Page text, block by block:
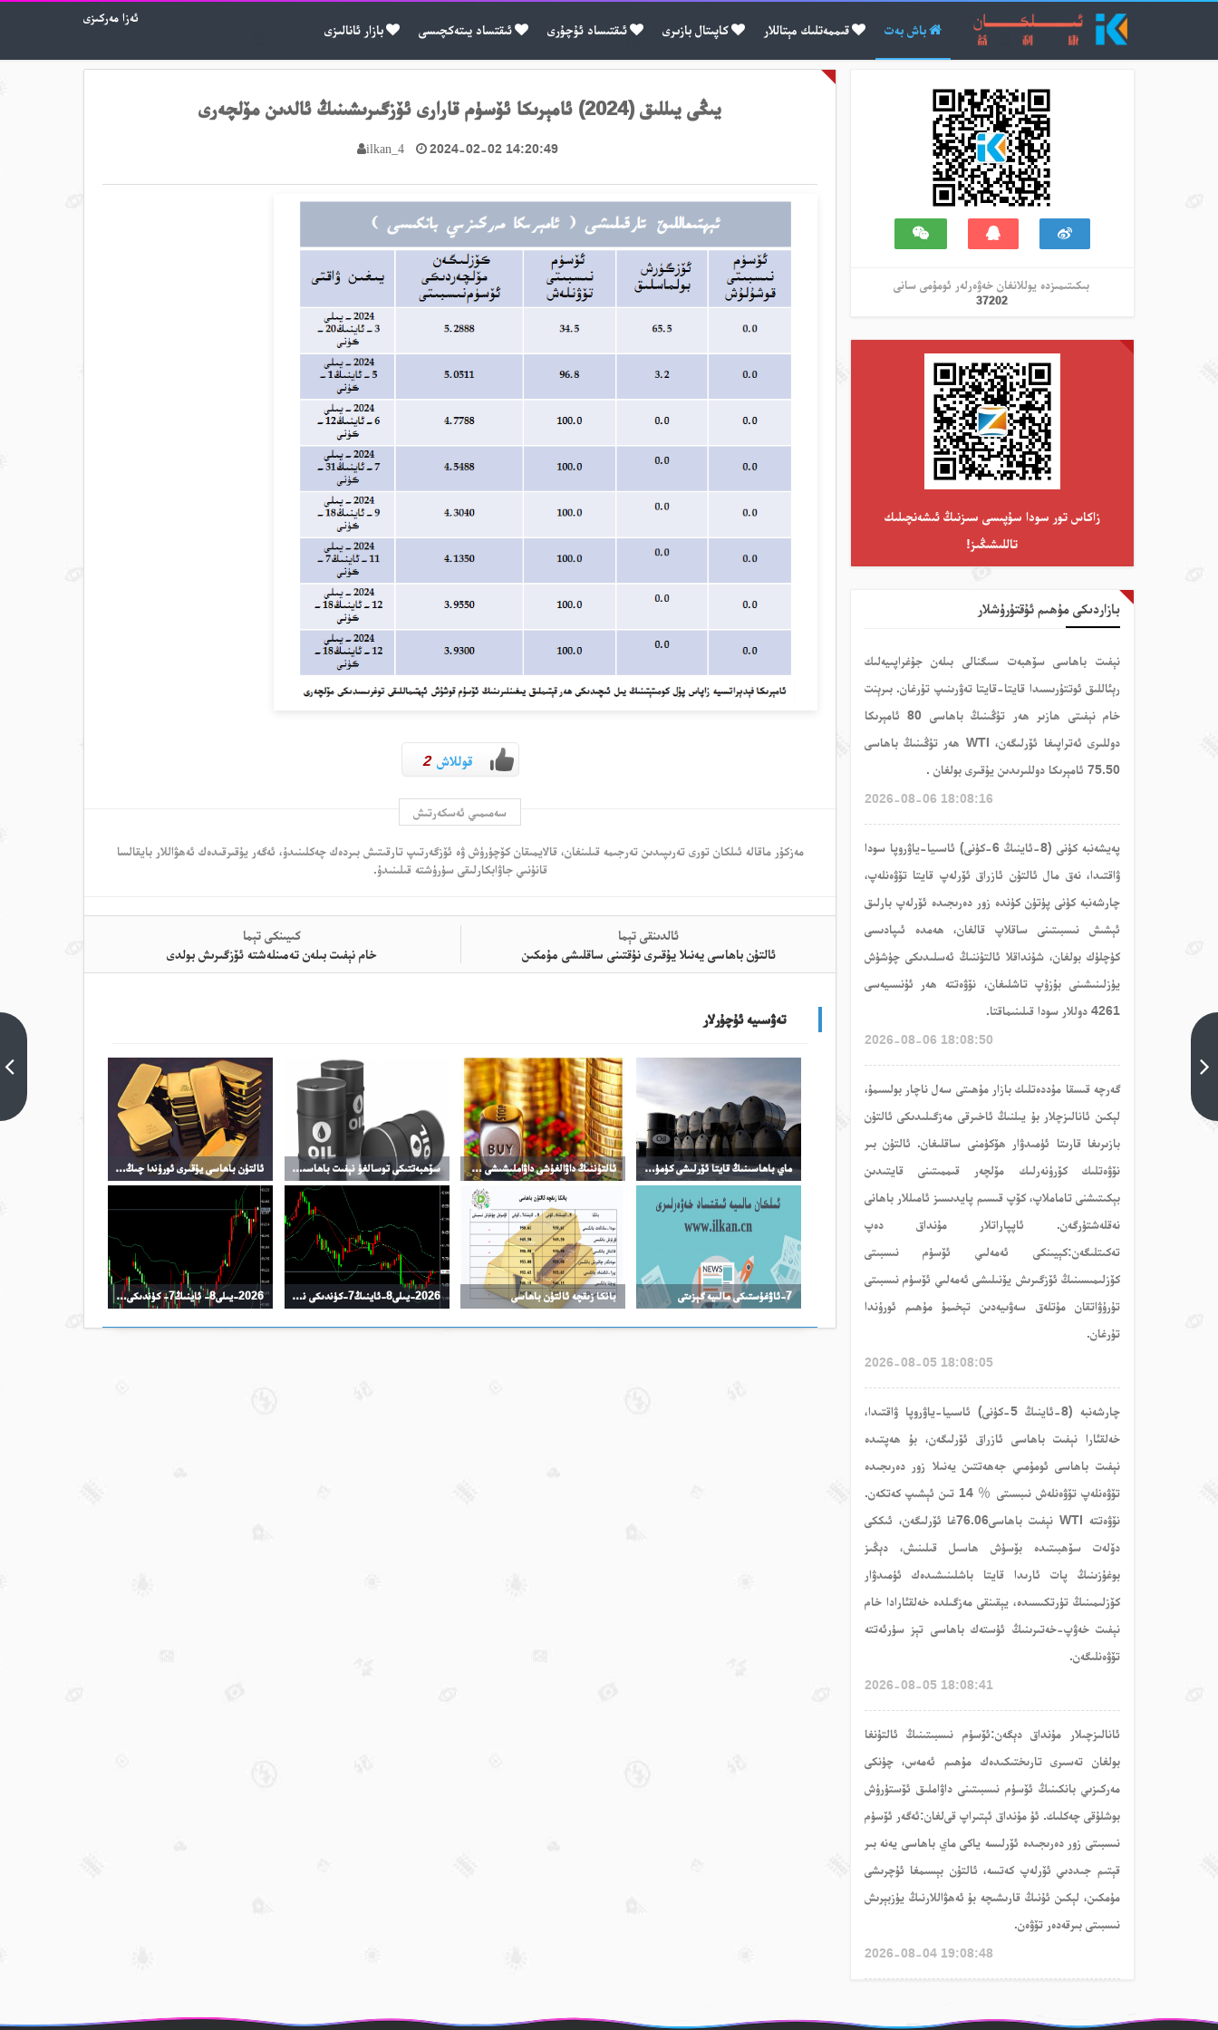
ئەزا مەركىزى
باش بەت قىممەتلىك مېتاللار كاپىتال بازىرى ئىقتىساد ئۇچۇرى ئىقتساد يىتەكچىسى بازار ئانالىزى
يىڭى يىللىق (2024) ئامېرىكا ئۆسۈم قارارى ئۆزگىرىشىنىڭ ئالدىن مۆلچەرى
ilkan_4 2024-02-02 14:20:49
قوللاش 2
سەمىمىي ئەسكەرتىش
مەزكۇر ماقالە ئىلكان تورى تەرىپىدىن تەرجىمە قىلىنغان، قالايمىقان كۆچۈرۈش ۋە ئۆزگەرتىپ تارقىتىش بىردەك چەكلىنىدۇ، ئەگەر يۇقىرقىدەك ئەھۋاللار بايقالسا
قانۇنىي جاۋابكارلىقى سۈرۈشتە قىلىنىدۇ.
ئالدىنقى تېما
ئالتۇن باھاسى يەنىلا يۇقىرى نۇقتىنى ساقلىشى مۇمكىن
كىيىنكى تېما
خام نېفىت بىلەن تەمىنلەشتە ئۆزگىرىش بولدى
تەۋسىيە ئۇچۇرلار
ماي باھاسىنىڭ قايتا ئۆرلىشى كۈمۈش باھاسىنىڭ ئۆرلىشىنى چەكلىدى ئالتۇننىڭ داۋالغۇشى داۋاملىشىشى مۇمكىن سۆھبەتتىكى توسالغۇ نېفىت باھاسىنىڭ ئۆرلىشىگە تىرەك بولدى ئالتۇن باھاسى يۇقىرى ئورۇندا چىڭ تۇرماقتا
7-ئاۋغۇستىكى مالىيە گېزىتى بانكا زىقچە ئالتۇن باھاسى 2026-يىلى8-ئاينىڭ7-كۈندىكى نىفىت سودا خۇلاسىسى 2026-يىلى8- ئاينىڭ7- كۈندىكى كۈمۈش سودا خۇلاسىسى
بىكىتىمىزدە يوللانغان خەۋەرلەر ئومۇمى سانى
37202
زاكاس تور سودا سۇپىسى سىزنىڭ ئىشەنچىلىك
تاللىشىڭىز!
بازاردىكى مۇھىم ئۇقتۇرۇشلار
نېفىت باھاسى سۆھبەت سىگنالى بىلەن جۇغراپىيەلىك
رېئاللىق ئوتتۇرىسىدا قايتا-قايتا تەۋرىنىپ تۇرغان. بىرېنت
خام نېفىتى ھازىر ھەر تۇڭىنىڭ باھاسى 80 ئامېرىكا
دوللىرى ئەتراپىغا ئۆرلىگەن، WTI ھەر تۇڭىنىڭ باھاسى
75.50 ئامېرىكا دوللىرىدىن يۇقىرى بولغان .
2026-08-06 18:08:16
پەيشەنبە كۈنى (8-ئاينىڭ 6-كۈنى) ئاسىيا-ياۋروپا سودا
ۋاقتىدا، نەق مال ئالتۇن ئازراق ئۆرلەپ قايتا تۆۋەنلەپ،
چارشەنبە كۈنى پۈتۈن كۈندە زور دەرىجىدە ئۆرلەپ بارلىق
ئېشىش نىسبىتىنى ساقلاپ قالغان، ھەمدە ئىپادىسى
كۈچلۈك بولغان، شۇنداقلا ئالتۇننىڭ ئەسلىدىكى چۈشۈش
يۈزلىنىشىنى بۇزۇپ تاشلىغان، نۆۋەتتە ھەر ئۇنسىيەسى
4261 دوللار سودا قىلىنىماقتا.
2026-08-06 18:08:50
گەرچە قىسقا مۇددەتلىك بازار مۇھىتى سەل ناچار بولسىمۇ،
لېكىن ئانالىزچلار بۇ يىلنىڭ ئاخىرقى مەزگىلىدىكى ئالتۇن
بازىرىغا قارىتا ئۈمىدۋار ھۆكۈمنى ساقلىغان. ئالتۇن بىر
نۆۋەتلىك كۆرۈنەرلىك مۆلچەر قىممىتىنى قايتىدىن
بېكىتىشنى تاماملاپ، كۆپ قىسىم پايدىسىز ئامىللار باھانى
نەقلەشتۈرگەن. ئاپپاراتلار مۇنداق دەپ
تەكىتلىگەن:كېيىنكى ئەمەلىي ئۆسۈم نىسبىتى
كۆزلىمىسىنىڭ ئۆزگىرىش يۆنىلىشى ئەمەلىي ئۆسۈم نىسبىتى
تۇرۇۋاتقان مۇتلەق سەۋىيەدىن تېخىمۇ مۇھىم ئورۇندا
تۇرغان.
2026-08-05 18:08:05
چارشەنبە (8-ئاينىڭ 5-كۈنى) ئاسىيا-ياۋروپا ۋاقتىدا،
خەلقئارا نېفىت باھاسى ئازراق ئۆرلىگەن، بۇ ھەپتىدە
نېفىت باھاسى ئومۇمىي جەھەتتىن يەنىلا زور دەرىجىدە
تۆۋەنلەپ تۆۋەنلەش نىبسىتى ％ 14 تىن ئېشىپ كەتكەن.
نۆۋەتتە WTI نېفىت باھاسى76.06غا ئۆرلىگەن، ئىككى
دۆلەت سۆھبىتىدە بۆسۈش ھاسىل قىلىنىش، دېڭىز
بوغۇزىنىڭ پات ئارىدا قايتا باشلىنىشىدەك ئۈمىدۋار
كۆزلىمىنىڭ تۈرتكىسىدە، يېقىنقى مەزگىلدە خەلقئارادا خام
نېفىت خەۋپ-خەتىرىنىڭ ئۈستەك باھاسى تېز سۈرئەتتە
تۆۋەنلىگەن.
2026-08-05 18:08:41
ئانالىزچىلار مۇنداقدېگەن:ئۆسۈم نىسبىتىنىڭ ئالتۇنغا
بولغان تەسىرى تارىختىكىدەك مۇھىم ئەمەس، چۈنكى
مەركىزىي بانكىنىڭ ئۆسۈم نىسبىتىنى داۋاملىق ئۆستۈرۈش
بوشلۇقى چەكلىك. ئۇ مۇنداق ئېتىراپ قىلغان:ئەگەر ئۆسۈم
نىسبىتى زور دەرىجىدە ئۆرلىسە ياكى ماي باھاسى يەنە بىر
قېتىم جىددىي ئۆرلەپ كەتسە، ئالتۇن بېسىمغا ئۇچرىشى
مۇمكىن، لېكىن ئۇنىڭ قارىشىچە بۇ ئەھۋاللارنىڭ يۈزبېرىش
نىسبىتى بىرقەدەر تۆۋەن.
2026-08-04 19:08:48